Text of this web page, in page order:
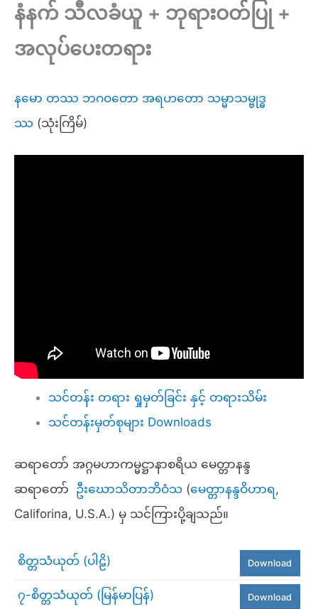
နံနက် သီလခံယူ + ဘုရားဝတ်ပြု +
အလုပ်ပေးတရား
နမော တဿ ဘဂဝတော အရဟတော သမ္မာသမ္ဗုဒ္ဓ
ဿ (သုံးကြိမ်)
သင်တန်း တရား ရှုမှတ်ခြင်း နှင့် တရားသိမ်း
သင်တန်းမှတ်စုများ Downloads
ဆရာတော် အဂ္ဂမဟာကမ္မဋ္ဌာနာစရိယ မေတ္တာနန္ဒ
ဆရာတော် ဦးဃောသိတာဘိဝံသ (မေတ္တာနန္ဒဝိဟာရ,
Califorina, U.S.A.) မှ သင်ကြားပို့ချသည်။
စိတ္တသံယုတ် (ပါဠိ) Download
၇-စိတ္တသံယုတ် (မြန်မာပြန်) Download